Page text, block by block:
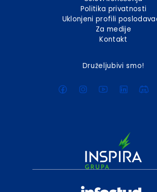
Politika privatnosti
Uklonjeni profili
Za medije
Kontakt
Druželjubivi smo!